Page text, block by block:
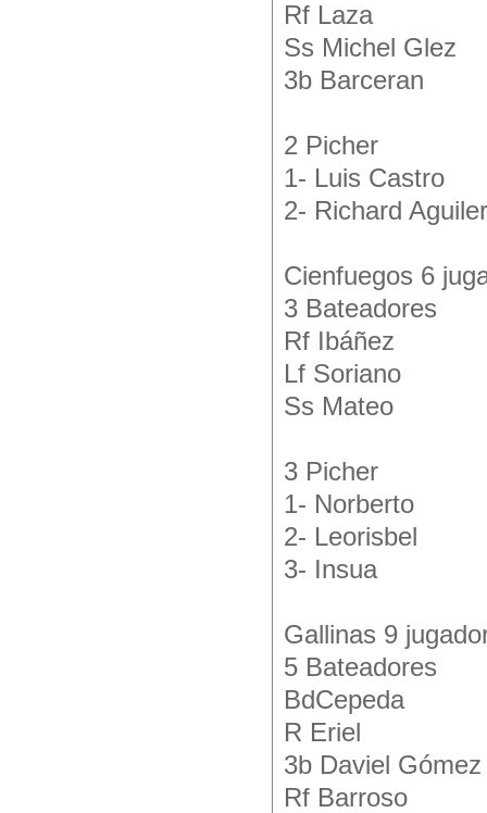
Rf Laza
Ss Michel Glez
3b Barceran
2 Picher
1- Luis Castro
2- Richard
Cienfuegos 6
3 Bateadores
Rf Ibáñez
Lf Soriano
Ss Mateo
3 Picher
1- Norberto
2- Leorisbel
3- Insua
Gallinas 9
5 Bateadores
BdCepeda
R Eriel
3b Daviel Gómez
Rf Barroso